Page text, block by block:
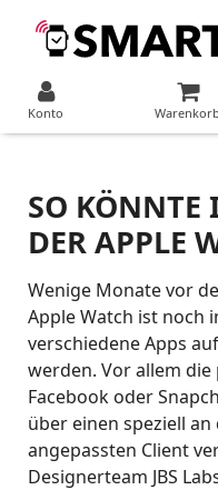
Konto Warenkorb
SO KÖNNTE
DER APPLE
Wenige Monate vor
Apple Watch ist noch
verschiedene Apps
werden. Vor allem
Facebook oder
über einen speziell
angepassten Client
Designerteam JBS